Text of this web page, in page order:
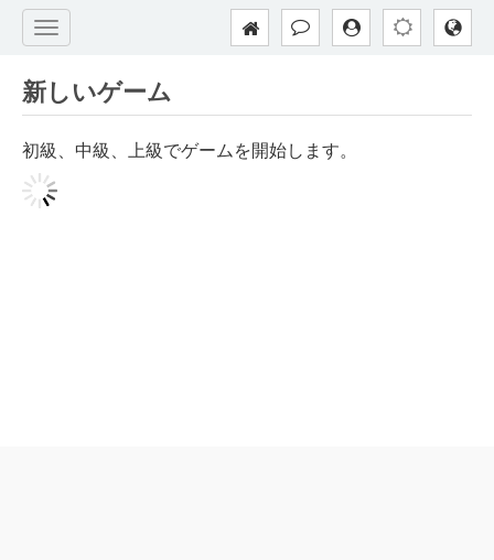
新しいゲーム
初級、中級、上級でゲームを開始します。